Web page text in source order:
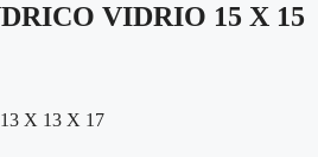
VIDRIO 15 X 15